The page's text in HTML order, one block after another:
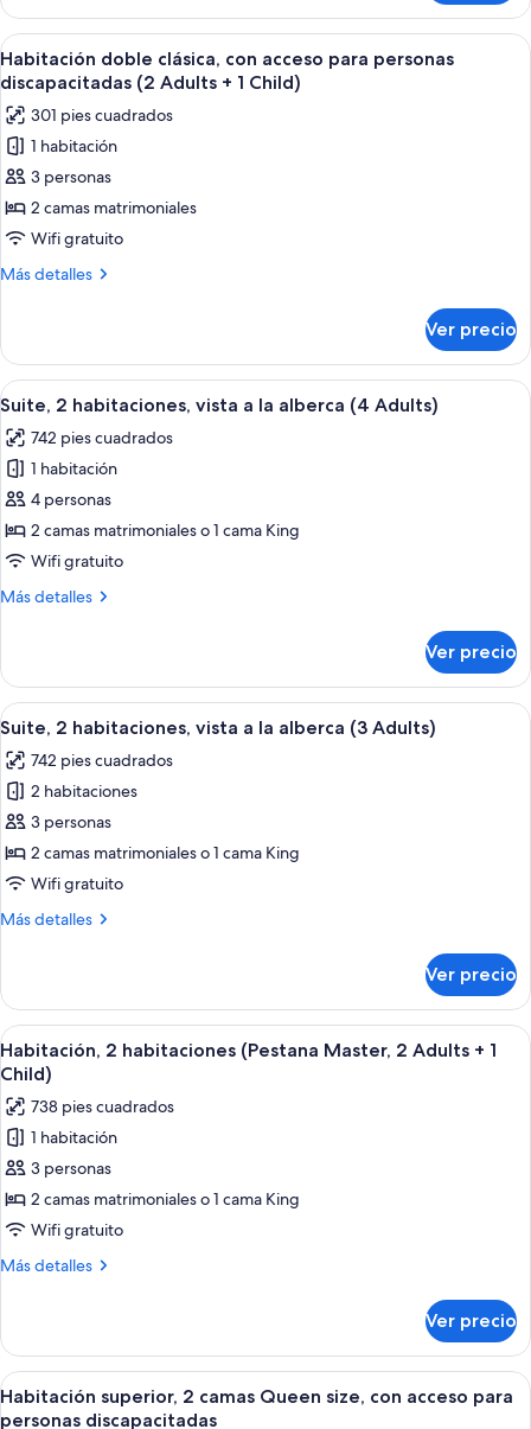
doble
clásica
Abrir
todas
las
fotos
de
Habitación
doble
clásica,
con
personas
discapacitadas
(2
Adults
+
Child)
Habitación de hotel con una cama
5
Habitación doble clásica, con acceso para personas
discapacitadas (2 Adults + 1 Child)
301 pies cuadrados
1 habitación
3 personas
2 camas matrimoniales
Wifi gratuito
Más detalles
Más
doble
clásica,
con
para
personas
discapacitadas
(2
Adults
+
Child)
Ver precio
Abrir
todas
las
fotos
de
Suite,
2
vista
alberca
(4
Adults)
Una habitación de hotel moderna
6
Suite, 2 habitaciones, vista a la alberca (4 Adults)
742 pies cuadrados
1 habitación
4 personas
2 camas matrimoniales o 1 cama King
Wifi gratuito
Más detalles
Más
2
habitaciones,
vista
la
alberca
(4
Adults)
Ver precio
Abrir
todas
las
fotos
de
Suite,
2
vista
alberca
(3
Adults)
Una habitación de hotel moderna
6
Suite, 2 habitaciones, vista a la alberca (3 Adults)
742 pies cuadrados
2 habitaciones
3 personas
2 camas matrimoniales o 1 cama King
Wifi gratuito
Más detalles
Más
2
habitaciones,
vista
a
alberca
(3
Adults)
Ver precio
Abrir
todas
las
fotos
de
Habitación,
2
habitaciones
(Pestana
Adults
1
Child)
Una habitación de hotel moderna
6
Habitación, 2 habitaciones (Pestana Master, 2 Adults + 1
Child)
738 pies cuadrados
1 habitación
3 personas
2 camas matrimoniales o 1 cama King
Wifi gratuito
Más detalles
Más
2
habitaciones
(Pestana
Master,
Ver precio
Abrir
todas
Habitación de hotel con cama,
6
Habitación superior, 2 camas Queen size, con acceso para
personas discapacitadas